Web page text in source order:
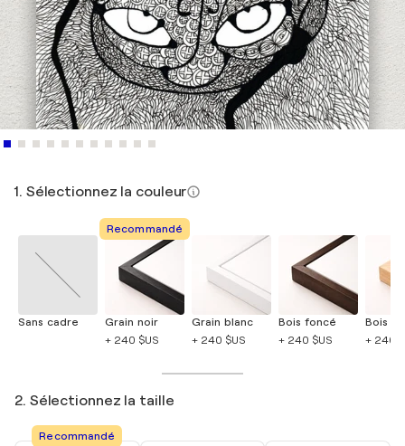
1. Sélectionnez la couleur
Sans cadre
Recommandé
Grain noir
+ 240 $US
Grain blanc
+ 240 $US
Bois foncé
+ 240 $US
Bois
+ 240
2. Sélectionnez la taille
Recommandé